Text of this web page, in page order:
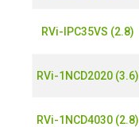
RVi-IPC35VS (2.8)
RVi-1NCD2020 (3.6)
RVi-1NCD4030 (2.8)